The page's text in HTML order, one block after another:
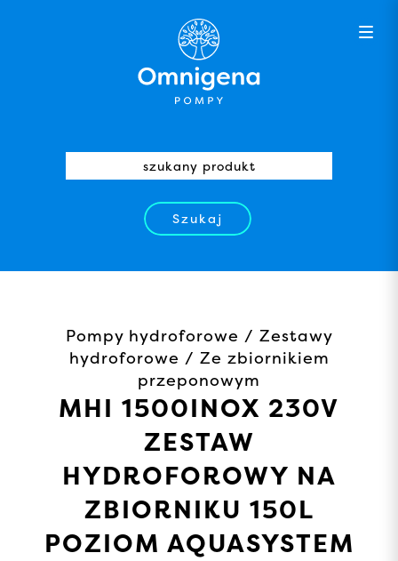
Szukaj
Pompy hydroforowe / Zestawy
hydroforowe / Ze zbiornikiem
przeponowym
MHI 1500INOX 230V
ZESTAW
HYDROFOROWY NA
ZBIORNIKU 150L
POZIOM AQUASYSTEM